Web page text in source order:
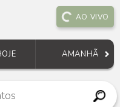
AO VIVO
AMANHÃ